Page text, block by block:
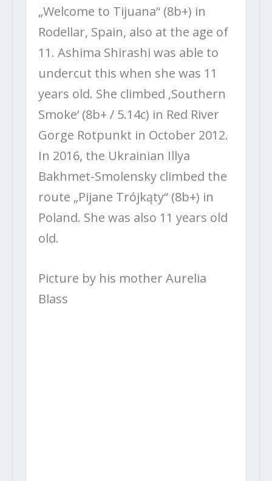
„Welcome to Tijuana“ (8b+) in
Rodellar, Spain, also at the age of
11. Ashima Shirashi was able to
undercut this when she was 11
years old. She climbed ‚Southern
Smoke‘ (8b+ / 5.14c) in Red River
Gorge Rotpunkt in October 2012.
In 2016, the Ukrainian Illya
Bakhmet-Smolensky climbed the
route „Pijane Trójkąty“ (8b+) in
Poland. She was also 11 years old
old.
Picture by his mother Aurelia
Blass